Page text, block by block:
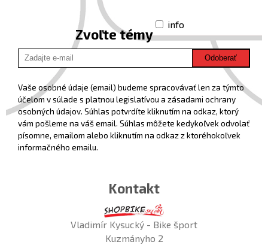
Zvoľte témy
info
Odoberať
Vaše osobné údaje (email) budeme spracovávať len za týmto
účelom v súlade s platnou legislatívou a zásadami ochrany
osobných údajov. Súhlas potvrdíte kliknutím na odkaz, ktorý
vám pošleme na váš email. Súhlas môžete kedykoľvek odvolať
písomne, emailom alebo kliknutím na odkaz z ktoréhokoľvek
informačného emailu.
Kontakt
Vladimír Kysucký - Bike šport
Kuzmányho 2